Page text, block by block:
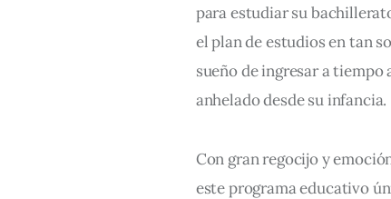
para estudiar su
el plan de estudios en tan
sueño de ingresar a
anhelado desde su infancia.
Con gran regocijo y
este programa educativo